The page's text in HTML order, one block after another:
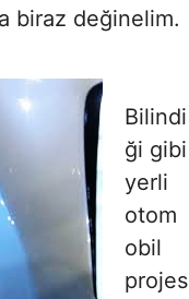
biraz değinelim.
Bilindi
ği gibi
yerli
otom
obil
projes